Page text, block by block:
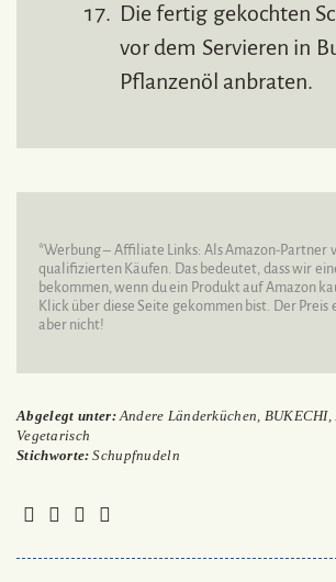
Die fertig gekochten
vor dem Servieren in
Pflanzenöl anbraten.
*Werbung – Affiliate Links: Als Amazon-Partner
qualifizierten Käufen. Das bedeutet, dass wir
bekommen, wenn du ein Produkt auf Amazon
Klick über diese Seite gekommen bist. Der Preis
aber nicht!
Abgelegt unter:Andere Länderküchen, BUKECHI,
Vegetarisch
Stichworte: Schupfnudeln